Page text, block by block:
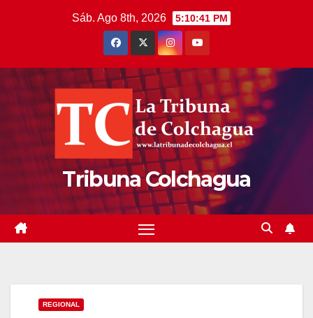
Sáb. Ago 8th, 2026 5:10:41 PM
Tribuna Colchagua
REGIONAL